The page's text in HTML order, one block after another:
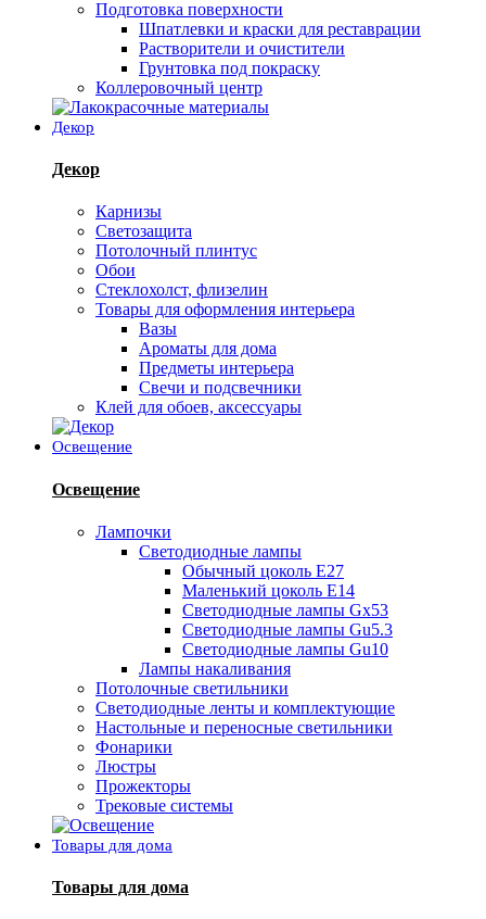
Подготовка поверхности
Шпатлевки и краски для реставрации
Растворители и очистители
Грунтовка под покраску
Коллеровочный центр
Декор
Декор
Карнизы
Светозащита
Потолочный плинтус
Обои
Стеклохолст, флизелин
Товары для оформления интерьера
Вазы
Ароматы для дома
Предметы интерьера
Свечи и подсвечники
Клей для обоев, аксессуары
Освещение
Освещение
Лампочки
Светодиодные лампы
Обычный цоколь Е27
Маленький цоколь Е14
Светодиодные лампы Gx53
Светодиодные лампы Gu5.3
Светодиодные лампы Gu10
Лампы накаливания
Потолочные светильники
Светодиодные ленты и комплектующие
Настольные и переносные светильники
Фонарики
Люстры
Прожекторы
Трековые системы
Товары для дома
Товары для дома